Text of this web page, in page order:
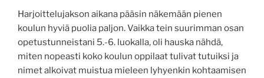
Harjoittelujakson aikana pääsin näkemään pienen
koulun hyviä puolia paljon. Vaikka tein suurimman osan
opetustunneistani 5.-6. luokalla, oli hauska nähdä,
miten nopeasti koko koulun oppilaat tulivat tutuiksi ja
nimet alkoivat muistua mieleen lyhyenkin kohtaamisen